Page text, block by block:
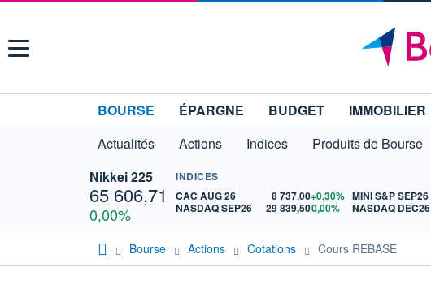
Menu
BOURSE ÉPARGNE BUDGET IMMOBILIER
Actualités
Actions Indices Produits de Bourse
Nikkei 225
65 606,71
0,00%
INDICES
CAC AUG 26
8 737,00+0,30%
NASDAQ SEP26
29 839,500,00%
MINI S&P SEP26
NASDAQ DEC26
Bourse Actions Cotations Cours REBASE